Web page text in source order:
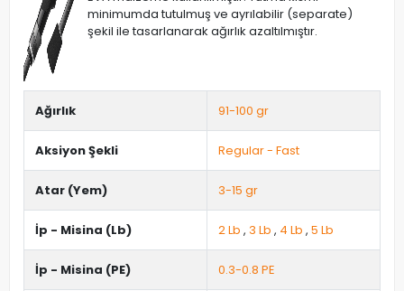
minimumda tutulmuş ve ayrılabilir (separate)
şekil ile tasarlanarak ağırlık azaltılmıştır.
Ağırlık 91-100 gr
Aksiyon Şekli Regular - Fast
Atar (Yem) 3-15 gr
İp - Misina (Lb) 2 Lb , 3 Lb , 4 Lb , 5 Lb
İp - Misina (PE) 0.3-0.8 PE